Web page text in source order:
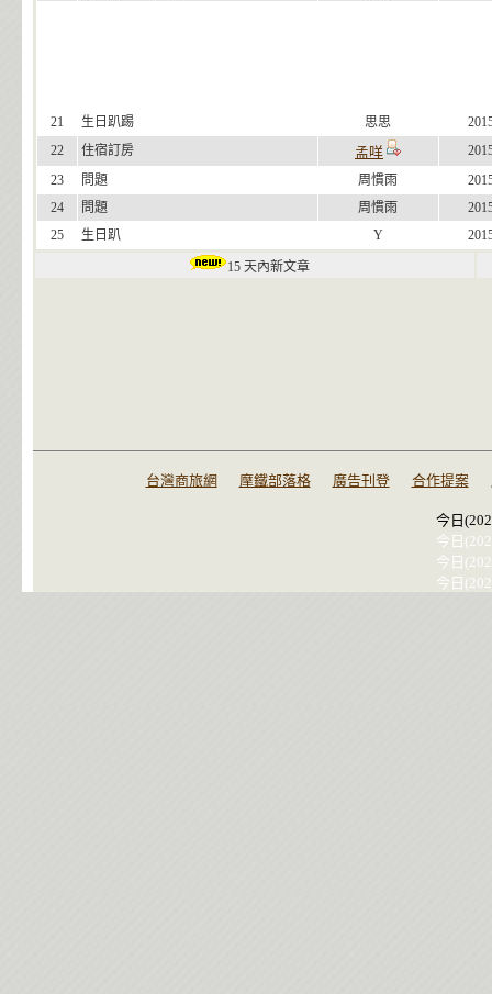
21 生日趴踢 思思
22
住宿訂房 孟咩
23
問題 周慣雨
24
問題 周慣雨
25
生日趴 Y
15 天內新文章
台灣商旅網 摩鐵部落格 廣告刊登 合作提案
今日
今日
今日
今日